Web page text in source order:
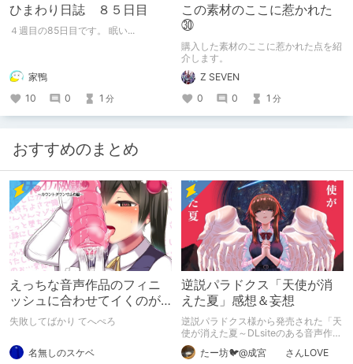
ひまわり日誌 ８５日目
４週目の85日目です。 眠い...
家鴨
10
0 1 分
この素材のここに惹かれた
㉚
購入した素材のここに惹かれた点を紹
介します。
Z SEVEN
0
0 1 分
おすすめのまとめ
えっちな音声作品のフィニ
ッシュに合わせてイくのが
下手すぎる【失敗した話】
失敗してばかり てへぺろ
名無しのスケベ
逆説パラドクス「天使が消
えた夏」感想＆妄想
逆説パラドクス様から発売された「天
使が消えた夏～DLsiteのある音声作品
について～」の感想です。 妄想も多
いです。たー坊🐦@成宮 さんLOVE